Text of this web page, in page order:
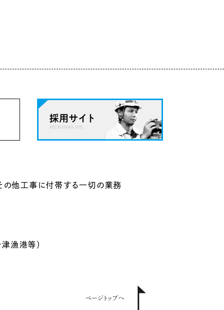
工事に付帯する一切の業務
漁港等）
ページトップへ